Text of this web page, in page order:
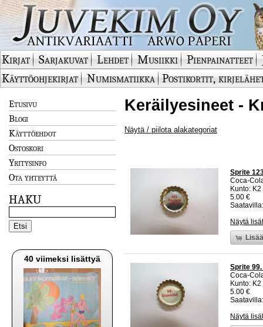
Kirjat Sarjakuvat Lehdet Musiikki Pienpainatteet
Käyttöohjekirjat
Numismatiikka Postikortit,
Etusivu
Blogi
Käyttöehdot
Ostoskori
Yritysinfo
Ota yhteyttä
HAKU
40 viimeksi lisättyä
Keräilyesineet -
Näytä / piilota alakategoriat
Sprite
Coca-
Kunto:
5.00 €
Näytä
Sprite
Coca-
Kunto:
5.00 €
Näytä